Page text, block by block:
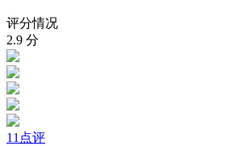
评分情况
2.9 分
11点评